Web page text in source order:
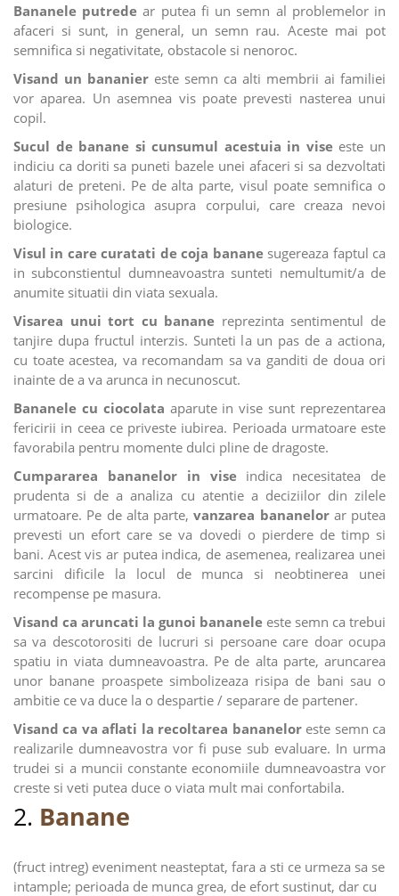
Bananele putrede ar putea fi un semn al problemelor in
afaceri si sunt, in general, un semn rau. Aceste mai pot
semnifica si negativitate, obstacole si nenoroc.
Visand un bananier este semn ca alti membrii ai familiei
vor aparea. Un asemnea vis poate prevesti nasterea unui
copil.
Sucul de banane si cunsumul acestuia in viseeste un
indiciu ca doriti sa puneti bazele unei afaceri si sa dezvoltati
alaturi de preteni. Pe de alta parte, visul poate semnifica o
presiune psihologica asupra corpului, care creaza nevoi
biologice.
Visul in care curatati de coja bananesugereaza faptul ca
in subconstientul dumneavoastra sunteti nemultumit/a de
anumite situatii din viata sexuala.
Visarea unui tort cu banane reprezinta sentimentul de
tanjire dupa fructul interzis. Sunteti la un pas de a actiona,
cu toate acestea, va recomandam sa va ganditi de doua ori
inainte de a va arunca in necunoscut.
Bananele cu ciocolata aparute in vise sunt reprezentarea
fericirii in ceea ce priveste iubirea. Perioada urmatoare este
favorabila pentru momente dulci pline de dragoste.
Cumpararea bananelor in viseindica necesitatea de
prudenta si de a analiza cu atentie a deciziilor din zilele
urmatoare. Pe de alta parte,vanzarea bananelorar putea
prevesti un efort care se va dovedi o pierdere de timp si
bani. Acest vis ar putea indica, de asemenea, realizarea unei
sarcini dificile la locul de munca si neobtinerea unei
recompense pe masura.
Visand ca aruncati la gunoi bananele este semn ca trebui
sa va descotorositi de lucruri si persoane care doar ocupa
spatiu in viata dumneavoastra. Pe de alta parte, aruncarea
unor banane proaspete simbolizeaza risipa de bani sau o
ambitie ce va duce la o despartie / separare de partener.
Visand ca va aflati la recoltarea bananeloreste semn ca
realizarile dumneavostra vor fi puse sub evaluare. In urma
trudei si a muncii constante economiile dumneavoastra vor
creste si veti putea duce o viata mult mai confortabila.
2. Banane
(fruct intreg) eveniment neasteptat, fara a sti ce urmeza sa se
intample; perioada de munca grea, de efort sustinut, dar cu